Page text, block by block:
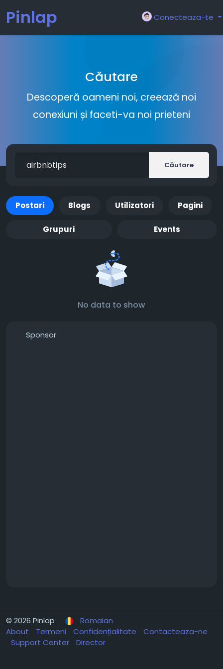
Pinlap Conecteaza-te
Căutare
Descoperă oameni noi, creează noi
conexiuni și faceti-va noi prieteni
Căutare
Postari Blogs Utilizatori Pagini
Grupuri Events
No data to show
Sponsor
© 2026 Pinlap
Romaian
About
Termeni Confidențialitate
Contacteaza-ne
Support Center
Director